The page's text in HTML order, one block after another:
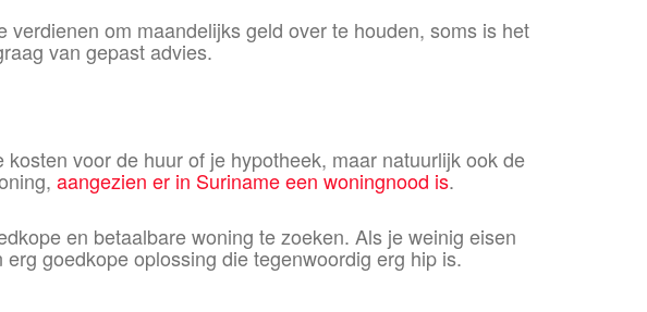
om maandelijks geld over te houden, soms is het
van gepast advies.
voor de huur of je hypotheek, maar natuurlijk ook de
aangezien er in Suriname een woningnood is.
en betaalbare woning te zoeken. Als je weinig eisen
erg goedkope oplossing die tegenwoordig erg hip is.